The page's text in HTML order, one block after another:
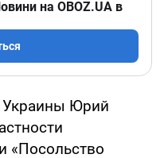
на OBOZ.UA в
Украины Юрий
«Посольство